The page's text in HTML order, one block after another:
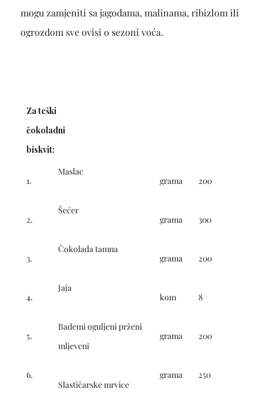
mogu zamjeniti sa jagodama, malinama, ribizlom ili
ogrozdom sve ovisi o sezoni voća.
Za teški
čokoladni
biskvit:
1.
2.
3.
4.
5.
6.
Maslac
Šećer
Čokolada tamna
Jaja
Bademi oguljeni prženi
mljeveni
Slastičarske mrvice
grama
grama
grama
kom
grama
grama
200
300
200
8
200
250